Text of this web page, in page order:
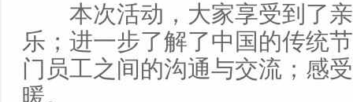
本次活动，大家享受到了亲
乐；进一步了解了中国的传统
门员工之间的沟通与交流；感
暖。